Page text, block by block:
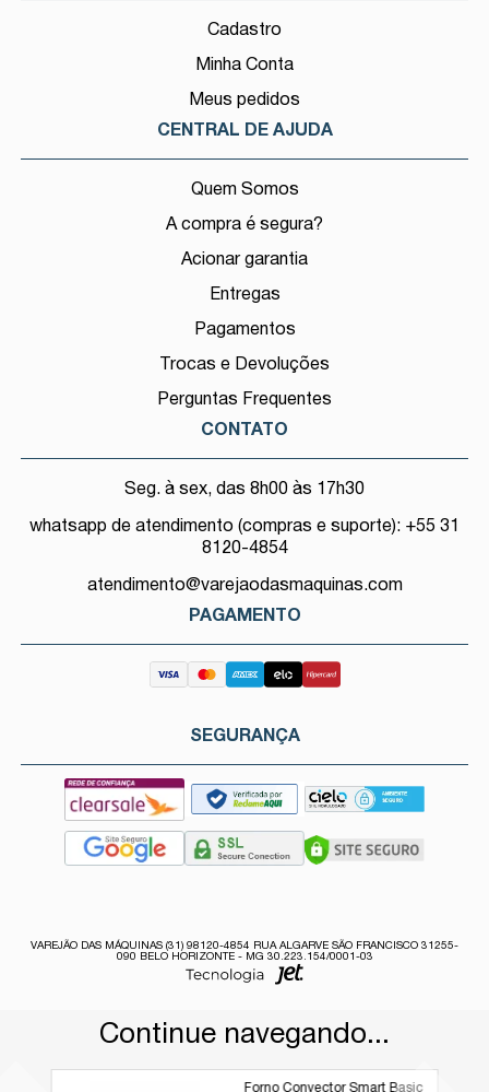
Cadastro
Minha Conta
Meus pedidos
CENTRAL DE AJUDA
Quem Somos
A compra é segura?
Acionar garantia
Entregas
Pagamentos
Trocas e Devoluções
Perguntas Frequentes
CONTATO
Seg. à sex, das 8h00 às 17h30
whatsapp de atendimento (compras e suporte): +55 31
8120-4854
atendimento@varejaodasmaquinas.com
PAGAMENTO
SEGURANÇA
VAREJÃO DAS MÁQUINAS (31) 98120-4854 RUA ALGARVE SÃO FRANCISCO 31255-
090 BELO HORIZONTE - MG 30.223.154/0001-03